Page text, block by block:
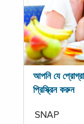
আপনি যে
প্রিস্ক্রিন করুন
SNAP